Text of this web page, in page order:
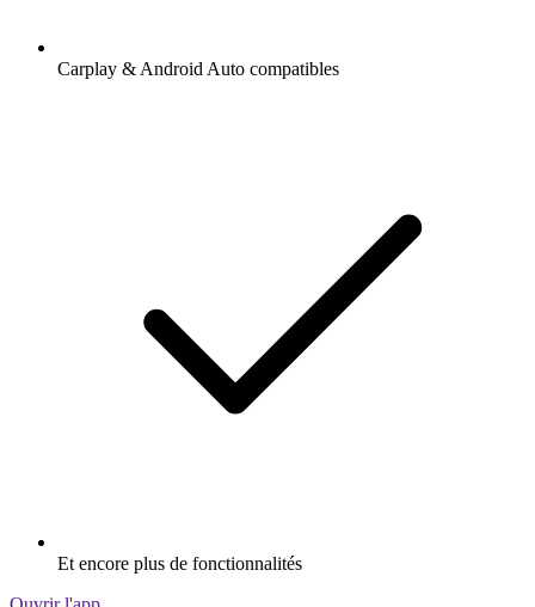
Carplay & Android Auto compatibles
Et encore plus de fonctionnalités